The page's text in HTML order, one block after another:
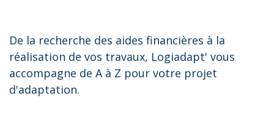
De la recherche des aides financières à la
réalisation de vos travaux, Logiadapt' vous
accompagne de A à Z pour votre projet
d'adaptation.